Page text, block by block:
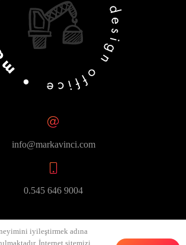
info@markavinci.com
0.545 646 9004
iyileştirmek adına
İnternet sitemizi